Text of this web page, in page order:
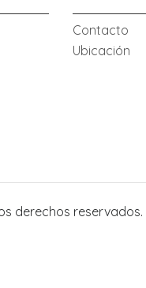
Contacto
Ubicación
derechos reservados.